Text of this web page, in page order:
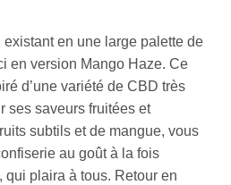
existant en une large palette de
en version Mango Haze. Ce
d’une variété de CBD très
ses saveurs fruitées et
subtils et de mangue, vous
au goût à la fois
qui plaira à tous. Retour en